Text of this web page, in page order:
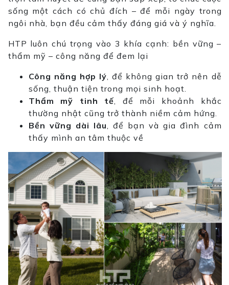
sống một cách có chủ đích – để mỗi ngày trong
ngôi nhà, bạn đều cảm thấy đáng giá và ý nghĩa.
HTP luôn chú trọng vào 3 khía cạnh: bền vững –
thẩm mỹ – công năng để đem lại
Công năng hợp lý , để không gian trở nên dễ
sống, thuận tiện trong mọi sinh hoạt.
Thẩm mỹ tinh tế , để mỗi khoảnh khắc
thường nhật cũng trở thành niềm cảm hứng.
Bền vững dài lâu , để bạn và gia đình cảm
thấy mình an tâm thuộc về